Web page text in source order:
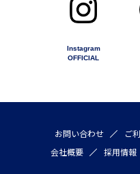
Instagram
OFFICIAL
お問い合わせ ご
会社概要
採用情報